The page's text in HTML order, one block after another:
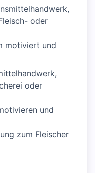
oder
motiviert und
oder
und
zum Fleischer